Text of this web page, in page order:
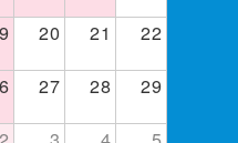
20 21
22
27 28
29